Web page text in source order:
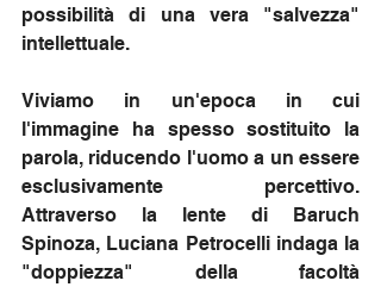
possibilità di una vera "salvezza"
intellettuale.
Viviamo in un'epoca in cui
l'immagine ha spesso sostituito la
parola, riducendo l'uomo a un essere
esclusivamente percettivo.
Attraverso la lente di Baruch
Spinoza, Luciana Petrocelli indaga la
"doppiezza" della facoltà